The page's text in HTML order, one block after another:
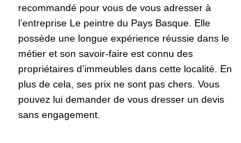
recommandé pour vous de vous adresser à
l’entreprise Le peintre du Pays Basque. Elle
possède une longue expérience réussie dans le
métier et son savoir-faire est connu des
propriétaires d’immeubles dans cette localité. En
plus de cela, ses prix ne sont pas chers. Vous
pouvez lui demander de vous dresser un devis
sans engagement.